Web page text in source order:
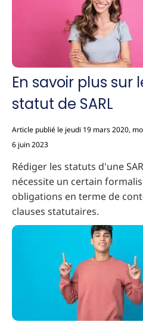
En savoir plus sur
statut de SARL
Article publié le jeudi 19 mars 2020,
6 juin 2023
Rédiger les statuts d'une
nécessite un certain
obligations en terme de
clauses statutaires.